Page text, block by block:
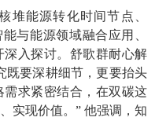
堆能源转化时间节点、
与能源领域融合应用、
入探讨。舒歌群耐心解
既要深耕细节，更要抬头
求紧密结合，在双碳这
实现价值。” 他强调，知